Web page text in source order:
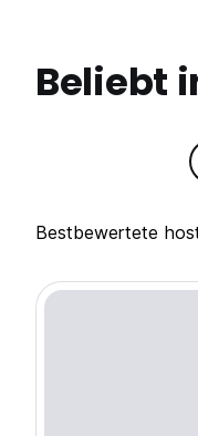
Beliebt
Bestbewertete